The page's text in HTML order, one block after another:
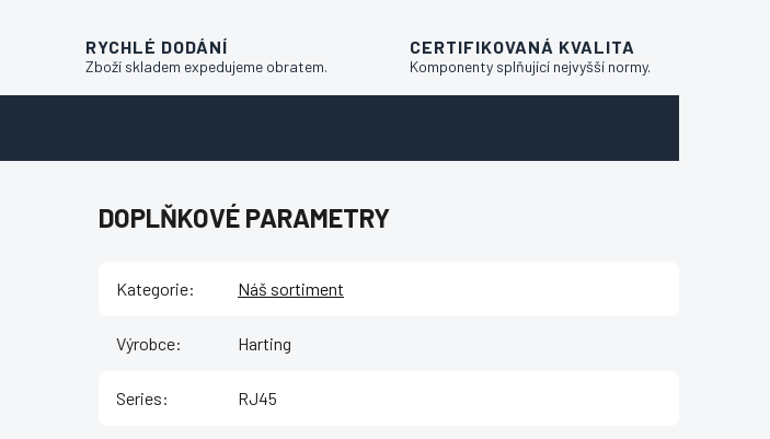
RYCHLÉ DODÁNÍ
Zboží skladem expedujeme obratem.
CERTIFIKOVANÁ KVALITA
Komponenty splňující nejvyšší normy.
DOPLŇKOVÉ PARAMETRY
Kategorie: Náš sortiment
Výrobce: Harting
Series: RJ45